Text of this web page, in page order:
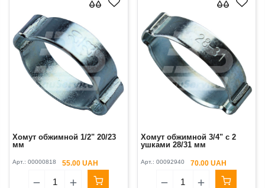
Хомут обжимной 1/2" 20/23
мм
Арт.: 00000818 55.00 UAH
Хомут обжимной 3/4" с 2
ушками 28/31 мм
Арт.: 00092940 70.00 UAH